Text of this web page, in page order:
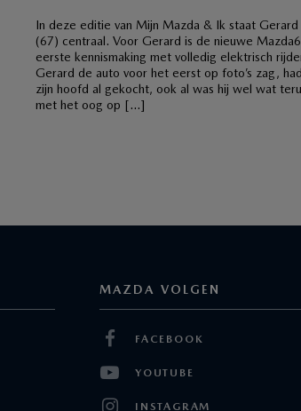
In deze editie van Mijn Mazda & Ik staat Gerard
(67) centraal. Voor Gerard is de nieuwe
eerste kennismaking met volledig elektrisch
Gerard de auto voor het eerst op foto’s zag,
zijn hoofd al gekocht, ook al was hij wel wat
met het oog op […]
MAZDA VOLGEN
FACEBOOK
YOUTUBE
INSTAGRAM